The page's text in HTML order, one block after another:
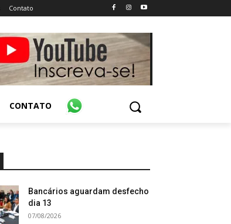
Contato
CONTATO
Bancários aguardam desfecho
dia 13
07/08/2026